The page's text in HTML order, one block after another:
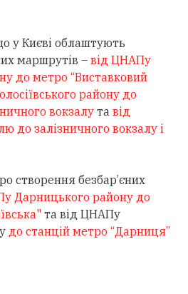
у Києві облаштують
маршрутів – від ЦНАПу
до метро “Виставковий
району до
вокзалу та від
до залізничного вокзалу і
створення безбар’єних
Дарницького району до
та від ЦНАПу
до станцій метро “Дарниця”